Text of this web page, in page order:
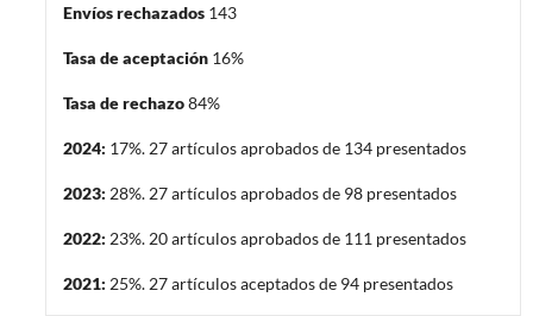
Envíos rechazados143
Tasa de aceptación16%
Tasa de rechazo84%
2024: 17%. 27 artículos aprobados de 134 presentados
2023: 28%. 27 artículos aprobados de 98 presentados
2022: 23%. 20 artículos aprobados de 111 presentados
2021: 25%. 27 artículos aceptados de 94 presentados